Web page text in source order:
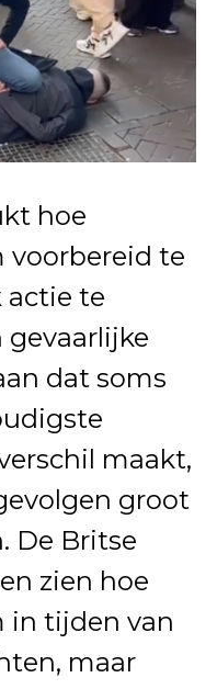
hoe
voorbereid te
te
dat soms
maakt,
groot
De Britse
zien hoe
in tijden van
maar